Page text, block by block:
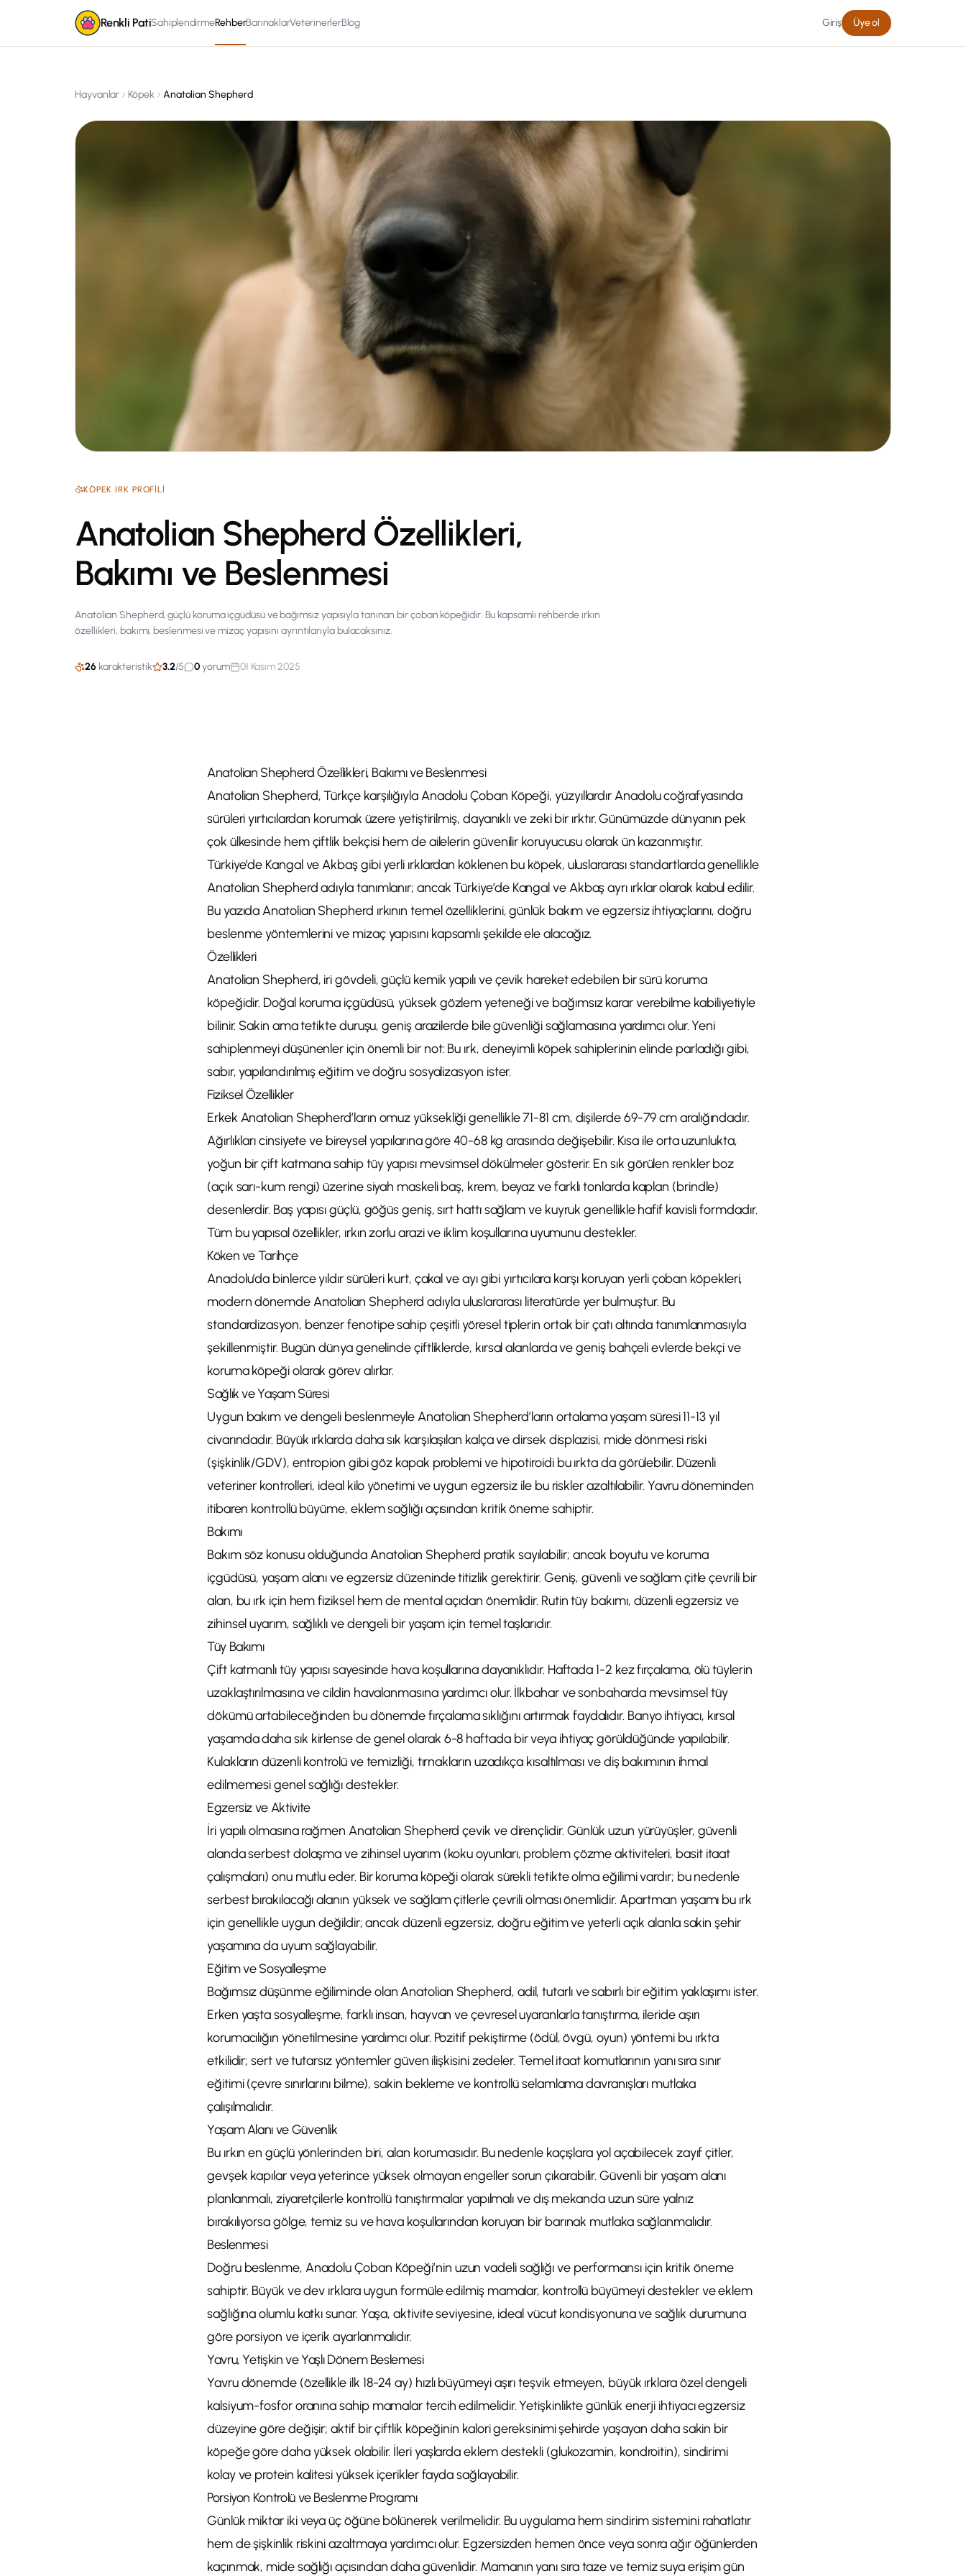
Renkli PatiSahiplendirmeRehberBarınaklarVeterinerlerBlog Giriş Üye ol
Hayvanlar Köpek Anatolian Shepherd
KÖPEK IRK PROFILI
Anatolian Shepherd Özellikleri,
Bakımı ve Beslenmesi
Anatolian Shepherd, güçlü koruma içgüdüsü ve bağımsız yapısıyla tanınan bir çoban köpeğidir. Bu kapsamlı rehberde ırkın
özellikleri, bakımı, beslenmesi ve mizaç yapısını ayrıntılarıyla bulacaksınız.
26 karakteristik 3.2/5 0yorum 01 Kasım 2025
Anatolian Shepherd Özellikleri, Bakımı ve Beslenmesi
Anatolian Shepherd, Türkçe karşılığıyla Anadolu Çoban Köpeği, yüzyıllardır Anadolu coğrafyasında
sürüleri yırtıcılardan korumak üzere yetiştirilmiş, dayanıklı ve zeki bir ırktır. Günümüzde dünyanın pek
çok ülkesinde hem çiftlik bekçisi hem de ailelerin güvenilir koruyucusu olarak ün kazanmıştır.
Türkiye’de Kangal ve Akbaş gibi yerli ırklardan köklenen bu köpek, uluslararası standartlarda genellikle
Anatolian Shepherd adıyla tanımlanır; ancak Türkiye’de Kangal ve Akbaş ayrı ırklar olarak kabul edilir.
Bu yazıda Anatolian Shepherd ırkının temel özelliklerini, günlük bakım ve egzersiz ihtiyaçlarını, doğru
beslenme yöntemlerini ve mizaç yapısını kapsamlı şekilde ele alacağız.
Özellikleri
Anatolian Shepherd, iri gövdeli, güçlü kemik yapılı ve çevik hareket edebilen bir sürü koruma
köpeğidir. Doğal koruma içgüdüsü, yüksek gözlem yeteneği ve bağımsız karar verebilme kabiliyetiyle
bilinir. Sakin ama tetikte duruşu, geniş arazilerde bile güvenliği sağlamasına yardımcı olur. Yeni
sahiplenmeyi düşünenler için önemli bir not: Bu ırk, deneyimli köpek sahiplerinin elinde parladığı gibi,
sabır, yapılandırılmış eğitim ve doğru sosyalizasyon ister.
Fiziksel Özellikler
Erkek Anatolian Shepherd’ların omuz yüksekliği genellikle 71-81 cm, dişilerde 69-79 cm aralığındadır.
Ağırlıkları cinsiyete ve bireysel yapılarına göre 40-68 kg arasında değişebilir. Kısa ile orta uzunlukta,
yoğun bir çift katmana sahip tüy yapısı mevsimsel dökülmeler gösterir. En sık görülen renkler boz
(açık sarı-kum rengi) üzerine siyah maskeli baş, krem, beyaz ve farklı tonlarda kaplan (brindle)
desenlerdir. Baş yapısı güçlü, göğüs geniş, sırt hattı sağlam ve kuyruk genellikle hafif kavisli formdadır.
Tüm bu yapısal özellikler, ırkın zorlu arazi ve iklim koşullarına uyumunu destekler.
Köken ve Tarihçe
Anadolu’da binlerce yıldır sürüleri kurt, çakal ve ayı gibi yırtıcılara karşı koruyan yerli çoban köpekleri,
modern dönemde Anatolian Shepherd adıyla uluslararası literatürde yer bulmuştur. Bu
standardizasyon, benzer fenotipe sahip çeşitli yöresel tiplerin ortak bir çatı altında tanımlanmasıyla
şekillenmiştir. Bugün dünya genelinde çiftliklerde, kırsal alanlarda ve geniş bahçeli evlerde bekçi ve
koruma köpeği olarak görev alırlar.
Sağlık ve Yaşam Süresi
Uygun bakım ve dengeli beslenmeyle Anatolian Shepherd’ların ortalama yaşam süresi 11-13 yıl
civarındadır. Büyük ırklarda daha sık karşılaşılan kalça ve dirsek displazisi, mide dönmesi riski
(şişkinlik/GDV), entropion gibi göz kapak problemi ve hipotiroidi bu ırkta da görülebilir. Düzenli
veteriner kontrolleri, ideal kilo yönetimi ve uygun egzersiz ile bu riskler azaltılabilir. Yavru döneminden
itibaren kontrollü büyüme, eklem sağlığı açısından kritik öneme sahiptir.
Bakımı
Bakım söz konusu olduğunda Anatolian Shepherd pratik sayılabilir; ancak boyutu ve koruma
içgüdüsü, yaşam alanı ve egzersiz düzeninde titizlik gerektirir. Geniş, güvenli ve sağlam çitle çevrili bir
alan, bu ırk için hem fiziksel hem de mental açıdan önemlidir. Rutin tüy bakımı, düzenli egzersiz ve
zihinsel uyarım, sağlıklı ve dengeli bir yaşam için temel taşlarıdır.
Tüy Bakımı
Çift katmanlı tüy yapısı sayesinde hava koşullarına dayanıklıdır. Haftada 1-2 kez fırçalama, ölü tüylerin
uzaklaştırılmasına ve cildin havalanmasına yardımcı olur. İlkbahar ve sonbaharda mevsimsel tüy
dökümü artabileceğinden bu dönemde fırçalama sıklığını artırmak faydalıdır. Banyo ihtiyacı, kırsal
yaşamda daha sık kirlense de genel olarak 6-8 haftada bir veya ihtiyaç görüldüğünde yapılabilir.
Kulakların düzenli kontrolü ve temizliği, tırnakların uzadıkça kısaltılması ve diş bakımının ihmal
edilmemesi genel sağlığı destekler.
Egzersiz ve Aktivite
İri yapılı olmasına rağmen Anatolian Shepherd çevik ve dirençlidir. Günlük uzun yürüyüşler, güvenli
alanda serbest dolaşma ve zihinsel uyarım (koku oyunları, problem çözme aktiviteleri, basit itaat
çalışmaları) onu mutlu eder. Bir koruma köpeği olarak sürekli tetikte olma eğilimi vardır; bu nedenle
serbest bırakılacağı alanın yüksek ve sağlam çitlerle çevrili olması önemlidir. Apartman yaşamı bu ırk
için genellikle uygun değildir; ancak düzenli egzersiz, doğru eğitim ve yeterli açık alanla sakin şehir
yaşamına da uyum sağlayabilir.
Eğitim ve Sosyalleşme
Bağımsız düşünme eğiliminde olan Anatolian Shepherd, adil, tutarlı ve sabırlı bir eğitim yaklaşımı ister.
Erken yaşta sosyalleşme, farklı insan, hayvan ve çevresel uyaranlarla tanıştırma, ileride aşırı
korumacılığın yönetilmesine yardımcı olur. Pozitif pekiştirme (ödül, övgü, oyun) yöntemi bu ırkta
etkilidir; sert ve tutarsız yöntemler güven ilişkisini zedeler. Temel itaat komutlarının yanı sıra sınır
eğitimi (çevre sınırlarını bilme), sakin bekleme ve kontrollü selamlama davranışları mutlaka
çalışılmalıdır.
Yaşam Alanı ve Güvenlik
Bu ırkın en güçlü yönlerinden biri, alan korumasıdır. Bu nedenle kaçışlara yol açabilecek zayıf çitler,
gevşek kapılar veya yeterince yüksek olmayan engeller sorun çıkarabilir. Güvenli bir yaşam alanı
planlanmalı, ziyaretçilerle kontrollü tanıştırmalar yapılmalı ve dış mekanda uzun süre yalnız
bırakılıyorsa gölge, temiz su ve hava koşullarından koruyan bir barınak mutlaka sağlanmalıdır.
Beslenmesi
Doğru beslenme, Anadolu Çoban Köpeği’nin uzun vadeli sağlığı ve performansı için kritik öneme
sahiptir. Büyük ve dev ırklara uygun formüle edilmiş mamalar, kontrollü büyümeyi destekler ve eklem
sağlığına olumlu katkı sunar. Yaşa, aktivite seviyesine, ideal vücut kondisyonuna ve sağlık durumuna
göre porsiyon ve içerik ayarlanmalıdır.
Yavru, Yetişkin ve Yaşlı Dönem Beslemesi
Yavru dönemde (özellikle ilk 18-24 ay) hızlı büyümeyi aşırı teşvik etmeyen, büyük ırklara özel dengeli
kalsiyum-fosfor oranına sahip mamalar tercih edilmelidir. Yetişkinlikte günlük enerji ihtiyacı egzersiz
düzeyine göre değişir; aktif bir çiftlik köpeğinin kalori gereksinimi şehirde yaşayan daha sakin bir
köpeğe göre daha yüksek olabilir. İleri yaşlarda eklem destekli (glukozamin, kondroitin), sindirimi
kolay ve protein kalitesi yüksek içerikler fayda sağlayabilir.
Porsiyon Kontrolü ve Beslenme Programı
Günlük miktar iki veya üç öğüne bölünerek verilmelidir. Bu uygulama hem sindirim sistemini rahatlatır
hem de şişkinlik riskini azaltmaya yardımcı olur. Egzersizden hemen önce veya sonra ağır öğünlerden
kaçınmak, mide sağlığı açısından daha güvenlidir. Mamanın yanı sıra taze ve temiz suya erişim gün